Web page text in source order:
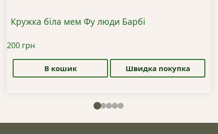
Кружка біла мем Фу люди Барбі
200 грн
В кошик Швидка покупка